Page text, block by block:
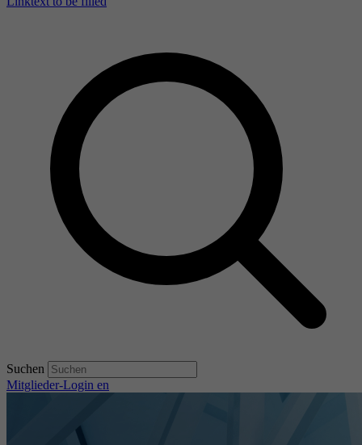
Suchen
Mitglieder-Login en